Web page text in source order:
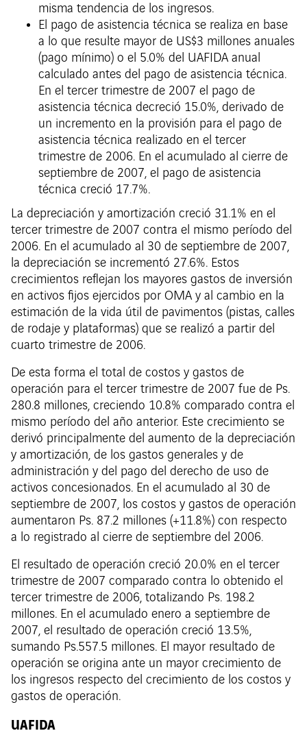
misma tendencia de los ingresos.
El pago de asistencia técnica se realiza en base
a lo que resulte mayor de US$3 millones anuales
(pago mínimo) o el 5.0% del UAFIDA anual
calculado antes del pago de asistencia técnica.
En el tercer trimestre de 2007 el pago de
asistencia técnica decreció 15.0%, derivado de
un incremento en la provisión para el pago de
asistencia técnica realizado en el tercer
trimestre de 2006. En el acumulado al cierre de
septiembre de 2007, el pago de asistencia
técnica creció 17.7%.
La depreciación y amortización creció 31.1% en el
tercer trimestre de 2007 contra el mismo período del
2006. En el acumulado al 30 de septiembre de 2007,
la depreciación se incrementó 27.6%. Estos
crecimientos reflejan los mayores gastos de inversión
en activos fijos ejercidos por OMA y al cambio en la
estimación de la vida útil de pavimentos (pistas, calles
de rodaje y plataformas) que se realizó a partir del
cuarto trimestre de 2006.
De esta forma el total de costos y gastos de
operación para el tercer trimestre de 2007 fue de Ps.
280.8 millones, creciendo 10.8% comparado contra el
mismo período del año anterior. Este crecimiento se
derivó principalmente del aumento de la depreciación
y amortización, de los gastos generales y de
administración y del pago del derecho de uso de
activos concesionados. En el acumulado al 30 de
septiembre de 2007, los costos y gastos de operación
aumentaron Ps. 87.2 millones (+11.8%) con respecto
a lo registrado al cierre de septiembre del 2006.
El resultado de operación creció 20.0% en el tercer
trimestre de 2007 comparado contra lo obtenido el
tercer trimestre de 2006, totalizando Ps. 198.2
millones. En el acumulado enero a septiembre de
2007, el resultado de operación creció 13.5%,
sumando Ps.557.5 millones. El mayor resultado de
operación se origina ante un mayor crecimiento de
los ingresos respecto del crecimiento de los costos y
gastos de operación.
UAFIDA